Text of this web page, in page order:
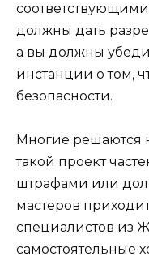
должны дать
а вы должны
инстанции о том,
безопасности.
Многие решаются
такой проект
штрафами или
мастеров
специалистов из
самостоятельные